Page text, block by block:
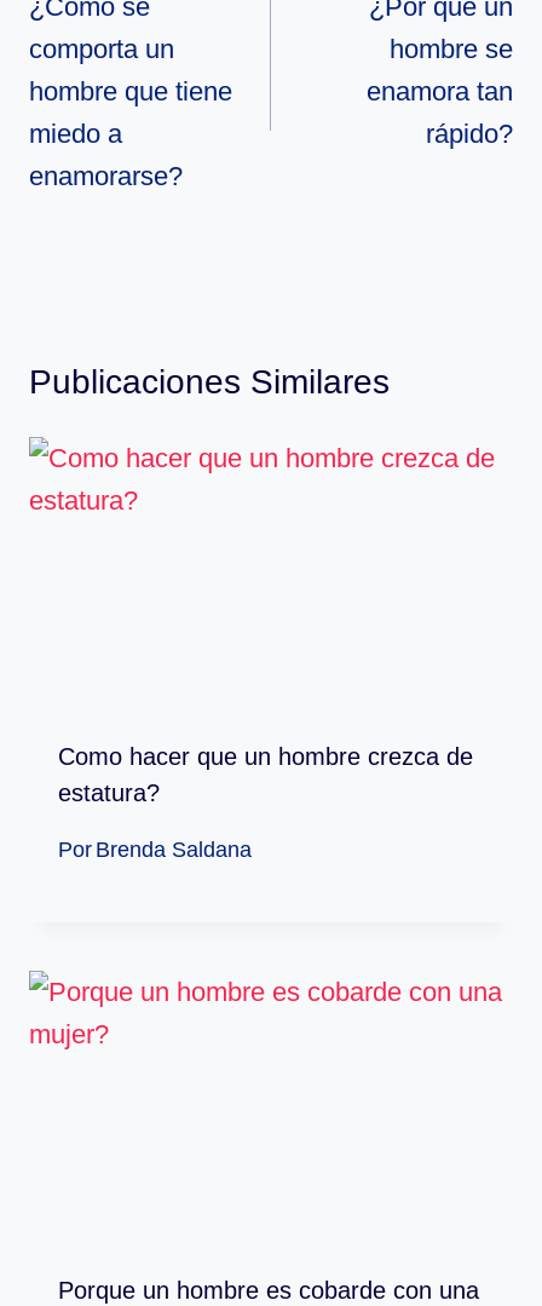
entradas
¿Cómo se
comporta un
hombre que tiene
miedo a
enamorarse?
¿Por que un
hombre se
enamora tan
rápido?
Publicaciones Similares
Como hacer que un hombre crezca de
estatura?
Por Brenda Saldana
Porque un hombre es cobarde con una